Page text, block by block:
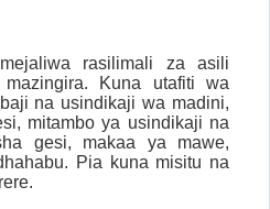
rasilimali za asili
Kuna utafiti wa
na usindikaji wa madini,
mitambo ya usindikaji na
gesi, makaa ya mawe,
Pia kuna misitu na